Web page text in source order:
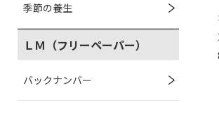
季節の養生
ＬＭ（フリーペーパー）
バックナンバー